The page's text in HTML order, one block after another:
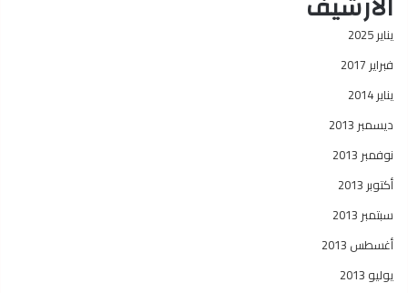
يناير 2025
فبراير 2017
يناير 2014
ديسمبر 2013
نوفمبر 2013
أكتوبر 2013
سبتمبر 2013
أغسطس 2013
يوليو 2013